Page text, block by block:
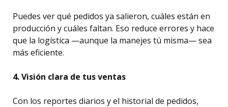
Puedes ver qué pedidos ya salieron, cuáles están en
producción y cuáles faltan. Eso reduce errores y hace
que la logística —aunque la manejes tú misma— sea
más eficiente.
4. Visión clara de tus ventas
Con los reportes diarios y el historial de pedidos,